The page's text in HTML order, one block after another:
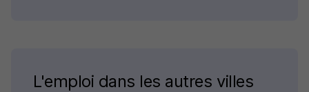
L'emploi dans les autres villes